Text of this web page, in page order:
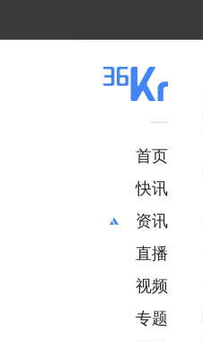
首页
快讯
资讯
推荐
财经
项目推荐
直播
视频
专题